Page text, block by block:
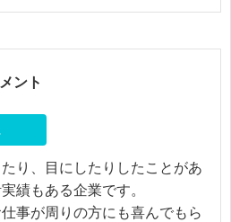
ント
り、目にしたりしたことがあ
績もある企業です。
事が周りの方にも喜んでもら